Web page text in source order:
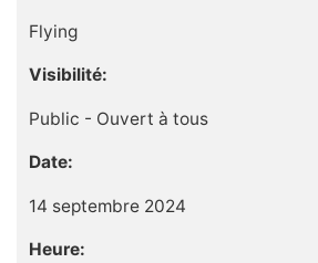
Flying
Visibilité:
Public - Ouvert à tous
Date:
14 septembre 2024
Heure: